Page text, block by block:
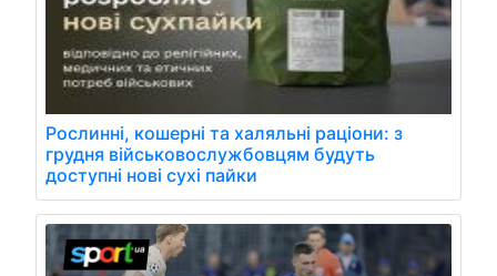
Рослинні, кошерні та халяльні раціони: з
грудня військовослужбовцям будуть
доступні нові сухі пайки